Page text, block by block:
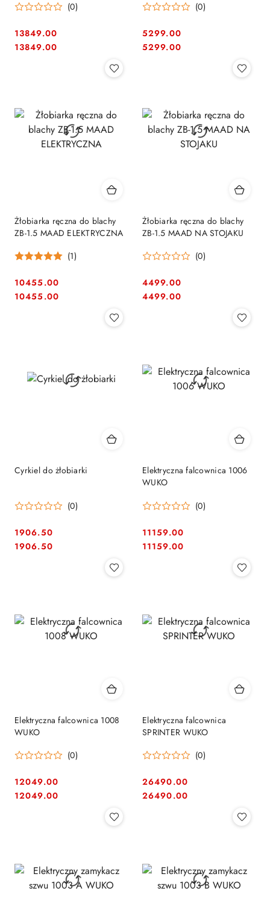
(0)
Cena:
13849.00
Cena:
13849.00
(0)
Cena:
5299.00
Cena:
5299.00
Żłobiarka ręczna do blachy
ZB-1.5 MAAD ELEKTRYCZNA
(1)
Cena:
10455.00
Cena:
10455.00
Żłobiarka ręczna do blachy
ZB-1.5 MAAD NA STOJAKU
(0)
Cena:
4499.00
Cena:
4499.00
Cyrkiel do żłobiarki
(0)
Cena:
1906.50
Cena:
1906.50
Elektryczna falcownica 1006
WUKO
(0)
Cena:
11159.00
Cena:
11159.00
Elektryczna falcownica 1008
WUKO
(0)
Cena:
12049.00
Cena:
12049.00
Elektryczna falcownica
SPRINTER WUKO
(0)
Cena:
26490.00
Cena:
26490.00